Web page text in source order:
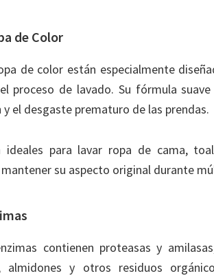
de Color
de color están especialmente
proceso de lavado. Su fórmula
el desgaste prematuro de las prendas.
ideales para lavar ropa de cama,
su aspecto original durante
contienen proteasas y
almidones y otros residuos